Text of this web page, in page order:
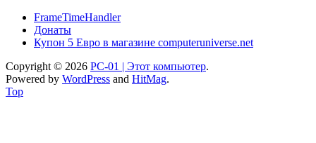
FrameTimeHandler
Донаты
Купон 5 Евро в магазине computeruniverse.net
Copyright © 2026 PC-01 | Этот компьютер.
Powered by WordPress and HitMag.
Top